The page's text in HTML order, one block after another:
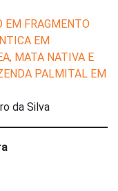
EM FRAGMENTO
EM
MATA NATIVA E
PALMITAL EM
da Silva